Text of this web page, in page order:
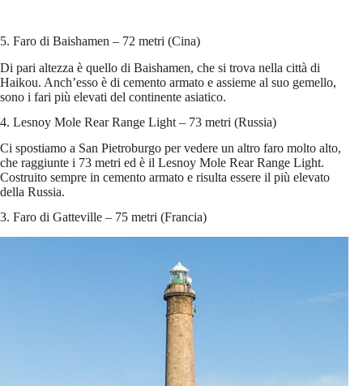
5. Faro di Baishamen – 72 metri (Cina)
Di pari altezza è quello di Baishamen, che si trova nella città di
Haikou. Anch’esso è di cemento armato e assieme al suo gemello,
sono i fari più elevati del continente asiatico.
4. Lesnoy Mole Rear Range Light – 73 metri (Russia)
Ci spostiamo a San Pietroburgo per vedere un altro faro molto alto,
che raggiunte i 73 metri ed è il Lesnoy Mole Rear Range Light.
Costruito sempre in cemento armato e risulta essere il più elevato
della Russia.
3. Faro di Gatteville – 75 metri (Francia)